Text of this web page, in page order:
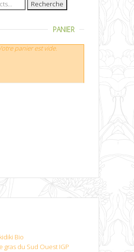
PANIER
panier est vide.
Bio
gras du Sud Ouest IGP